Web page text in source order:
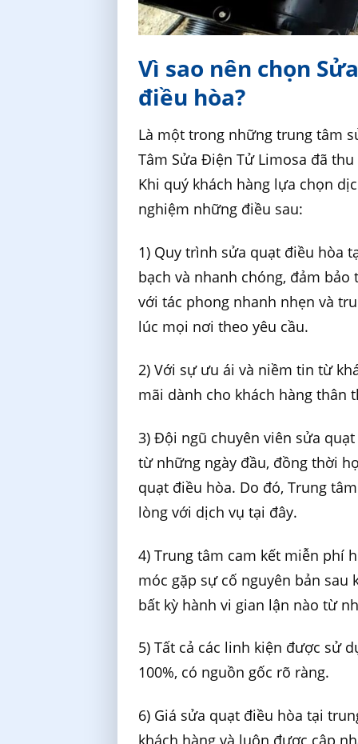
Vì sao nên chọn
điều hòa?
Là một trong những trung tâm
Tâm Sửa Điện Tử Limosa đã
Khi quý khách hàng lựa chọn
nghiệm những điều sau:
1) Quy trình sửa quạt điều hòa
bạch và nhanh chóng, đảm
với tác phong nhanh nhẹn và
lúc mọi nơi theo yêu cầu.
2) Với sự ưu ái và niềm tin từ
mãi dành cho khách hàng thân
3) Đội ngũ chuyên viên sửa
từ những ngày đầu, đồng thời
quạt điều hòa. Do đó, Trung
lòng với dịch vụ tại đây.
4) Trung tâm cam kết miễn phí
móc gặp sự cố nguyên bản
bất kỳ hành vi gian lận nào từ
5) Tất cả các linh kiện được sử
100%, có nguồn gốc rõ ràng.
6) Giá sửa quạt điều hòa tại